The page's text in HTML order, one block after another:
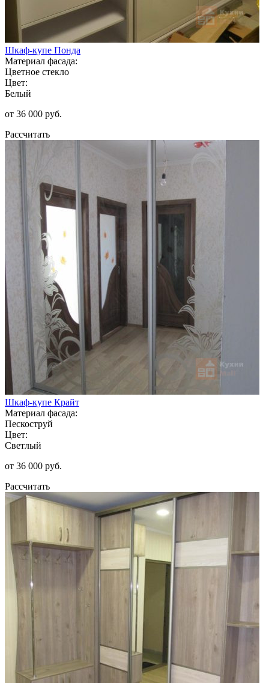
Шкаф-купе Понда
Материал фасада:
Цветное стекло
Цвет:
Белый
от 36 000 руб.
Рассчитать
Шкаф-купе Крайт
Материал фасада:
Пескоструй
Цвет:
Светлый
от 36 000 руб.
Рассчитать